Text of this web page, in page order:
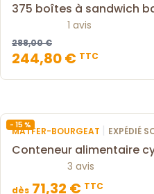
375 boîtes à sandwich
1 avis
288,00 €
244,80 € TTC
- 15 %
MATFER-BOURGEAT | EXPÉDIÉ
Conteneur alimentaire
3 avis
dès 71,32 € TTC